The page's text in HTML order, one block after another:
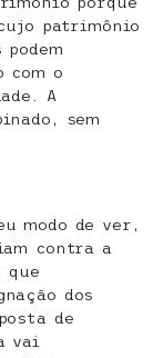
patrimônio
com o
A
sem
modo de ver,
contra a
que
dos
de
vai